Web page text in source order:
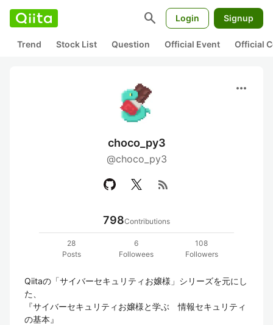
search Login Signup
Trend Stock List Question Official Event Official
more_horiz
choco_py3
@choco_py3
rss_feed
798Contributions
28
Posts
6
Followees
108
Followers
Qiitaの「サイバーセキュリティお嬢様」シリーズを元にし
た、
『サイバーセキュリティお嬢様と学ぶ　情報セキュリティ
の基本』